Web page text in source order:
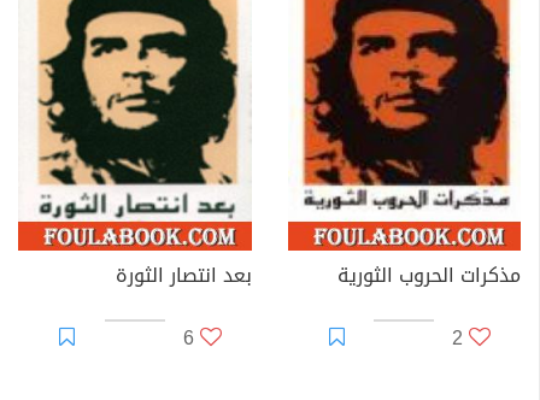
مذكرات الحروب الثورية
2
بعد انتصار الثورة
6